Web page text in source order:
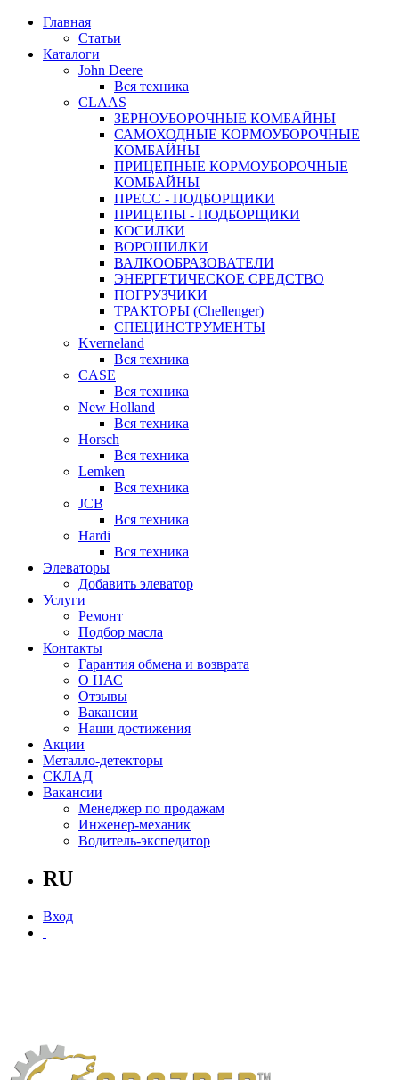
Главная
Статьи
Каталоги
John Deere
Вся техника
CLAAS
ЗЕРНОУБОРОЧНЫЕ КОМБАЙНЫ
САМОХОДНЫЕ КОРМОУБОРОЧНЫЕ
КОМБАЙНЫ
ПРИЦЕПНЫЕ КОРМОУБОРОЧНЫЕ
КОМБАЙНЫ
ПРЕСС - ПОДБОРЩИКИ
ПРИЦЕПЫ - ПОДБОРЩИКИ
КОСИЛКИ
ВОРОШИЛКИ
ВАЛКООБРАЗОВАТЕЛИ
ЭНЕРГЕТИЧЕСКОЕ СРЕДСТВО
ПОГРУЗЧИКИ
ТРАКТОРЫ (Chellenger)
СПЕЦИНСТРУМЕНТЫ
Kverneland
Вся техника
CASE
Вся техника
New Holland
Вся техника
Horsch
Вся техника
Lemken
Вся техника
JCB
Вся техника
Hardi
Вся техника
Элеваторы
Добавить элеватор
Услуги
Ремонт
Подбор масла
Контакты
Гарантия обмена и возврата
О НАС
Отзывы
Вакансии
Наши достижения
Акции
Металло-детекторы
СКЛАД
Вакансии
Менеджер по продажам
Инженер-механик
Водитель-экспедитор
RU
Вход